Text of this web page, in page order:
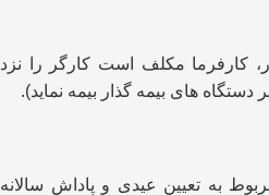
148 قانون کار، کارفرما مکلف است کارگر را نزد
های بیمه گذار بیمه نماید).
به تعیین عیدی و پاداش سالانه